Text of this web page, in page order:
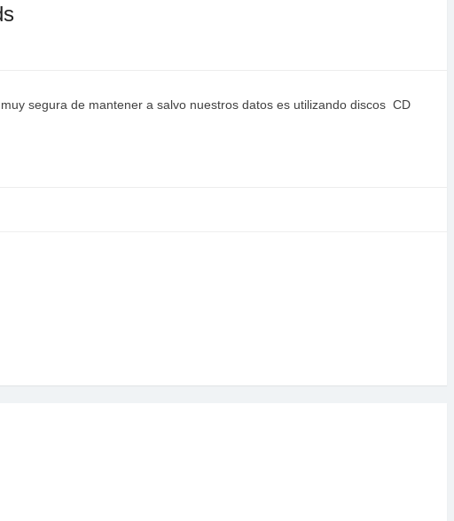
segura de mantener a salvo nuestros datos es utilizando discos CD